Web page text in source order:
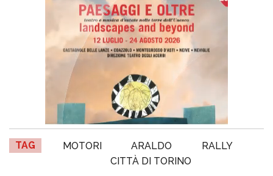
TAG MOTORI ARALDO
RALLY
CITTÀ DI TORINO